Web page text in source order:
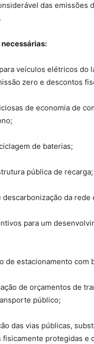
das emissões
veículos elétricos do
zero e descontos
de economia de
de baterias;
pública de recarga;
da rede
para um
estacionamento com
orçamentos de
público;
das vias públicas,
protegidas e